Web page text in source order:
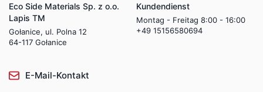
Eco Side Materials Sp. z o.o.
Lapis TM
Gołanice, ul. Polna 12
64-117 Gołanice
Kundendienst
Montag - Freitag 8:00 - 16:00
+49 15156580694
E-Mail-Kontakt